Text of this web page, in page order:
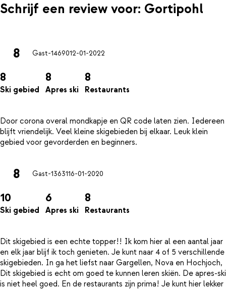
Schrijf een review voor: Gortipohl
8 Gast-1469012-01-2022
8
Ski gebied
8
Apres ski
8
Restaurants
Door corona overal mondkapje en QR code laten zien. Iedereen
blijft vriendelijk. Veel kleine skigebieden bij elkaar. Leuk klein
8 Gast-1363116-01-2020
10
Ski gebied
6
Apres ski
8
Restaurants
Dit skigebied is een echte topper!! Ik kom hier al een aantal jaar
en elk jaar blijf ik toch genieten. Je kunt naar 4 of 5 verschillende
skigebieden. In ga het liefst naar Gargellen, Nova en Hochjoch,
Dit skigebied is echt om goed te kunnen leren skiën. De apres-ski
is niet heel goed. En de restaurants zijn prima! Je kunt hier lekker